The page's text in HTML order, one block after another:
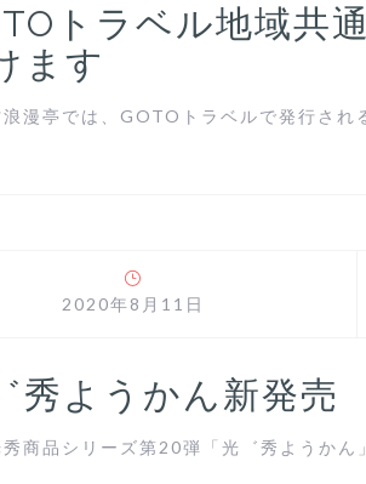
トラベル地域共
ます
浪漫亭では、GOTOトラベルで発行され
2020年8月11日
秀ようかん新発売
秀商品シリーズ第20弾「光゛秀ようか